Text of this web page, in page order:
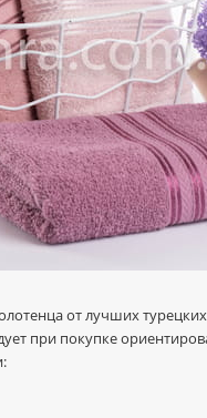
от лучших турецких
при покупке